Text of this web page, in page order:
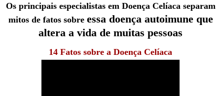
Os principais especialistas em Doença Celíaca separam
mitos de fatos sobre essa doença autoimune que
altera a vida de muitas pessoas
14 Fatos sobre a Doença Celíaca